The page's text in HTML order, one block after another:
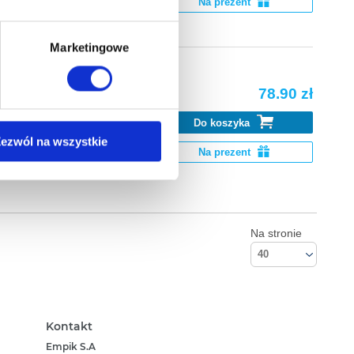
także takie, które wymagają
Marketingowe
na wszystkie
Go. Pobierz
78.90 zł
Do koszyka
Na prezent
Na stronie
40
Kontakt
Empik S.A